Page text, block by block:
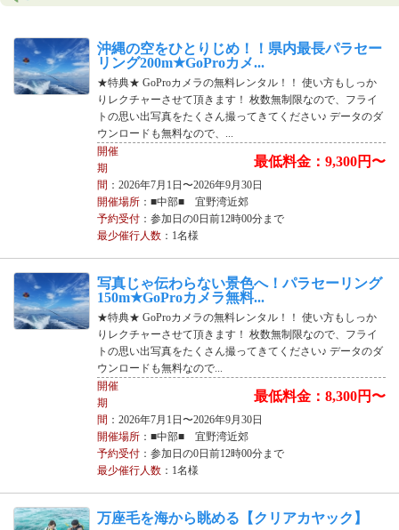
沖縄の空をひとりじめ！！県内最長パラセー
リング200m★GoProカメ...
★特典★ GoProカメラの無料レンタル！！ 使い方もしっか
りレクチャーさせて頂きます！ 枚数無制限なので、フライ
トの思い出写真をたくさん撮ってきてください♪ データのダ
ウンロードも無料なので、...
最低料金：9,300円〜
開催
期
間 ：2026年7月1日〜2026年9月30日
開催場所：■中部■ 宜野湾近郊
予約受付：参加日の0日前12時00分まで
最少催行人数：1名様
写真じゃ伝わらない景色へ！パラセーリング
150m★GoProカメラ無料...
★特典★ GoProカメラの無料レンタル！！ 使い方もしっか
りレクチャーさせて頂きます！ 枚数無制限なので、フライ
トの思い出写真をたくさん撮ってきてください♪ データのダ
ウンロードも無料なので...
最低料金：8,300円〜
開催
期
間 ：2026年7月1日〜2026年9月30日
開催場所：■中部■ 宜野湾近郊
予約受付：参加日の0日前12時00分まで
最少催行人数：1名様
万座毛を海から眺める【クリアカヤック】